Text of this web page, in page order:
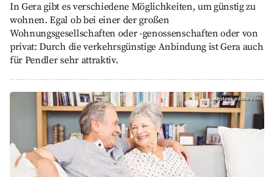
In Gera gibt es verschiedene Möglichkeiten, um günstig zu
wohnen. Egal ob bei einer der großen
Wohnungsgesellschaften oder -genossenschaften oder von
privat: Durch die verkehrsgünstige Anbindung ist Gera auch
für Pendler sehr attraktiv.
Wohnen im Alter, stock.adobe.com ©stock.adobe.com